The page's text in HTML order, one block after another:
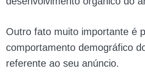
Outro fato muito importante é
comportamento demográfico
referente ao seu anúncio.